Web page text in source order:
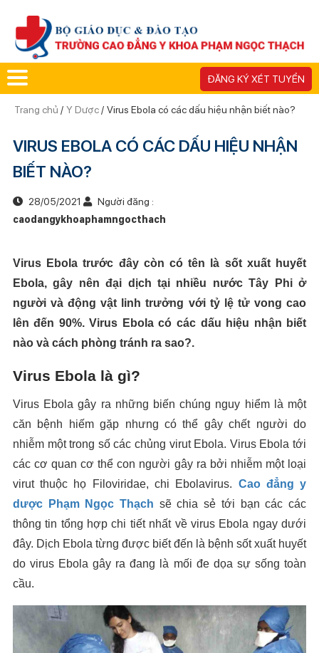
ĐĂNG KÝ XÉT TUYỂN
Trang chủ / Y Dược/ Virus Ebola có các dấu hiệu nhận biết nào?
VIRUS EBOLA CÓ CÁC DẤU HIỆU NHẬN
BIẾT NÀO?
28/05/2021
Người đăng :
caodangykhoaphamngocthach
Virus Ebolatrước đây còn có tên là sốt xuất huyết
Ebola, gây nên đại dịch tại nhiều nước Tây Phiở
người và động vật linh trưởng với tỷ lệ tử vong cao
lên đến 90%. Virus Ebola có các dấu hiệu nhận biết
nào và cách phòng tránh ra sao?.
Virus Ebola là gì?
Virus Ebola gây ra những biến chúng nguy hiểm là một
căn bệnh hiếm gặp nhưng có thể gây chết người do
nhiễm một trong số các chủng virut Ebola. Virus Ebola tới
các cơ quan cơ thể con người gây ra bởi nhiễm một loại
virut thuộc họ Filoviridae, chi Ebolavirus. Cao đẳng y
dược Phạm Ngọc Thạch sẽ chia sẻ tới bạn các các
thông tin tổng hợp chi tiết nhất về virus Ebola ngay dưới
đây. Dịch Ebola từng được biết đến là bệnh sốt xuất huyết
do virus Ebola gây ra đang là mối đe dọa sự sống toàn
cầu.